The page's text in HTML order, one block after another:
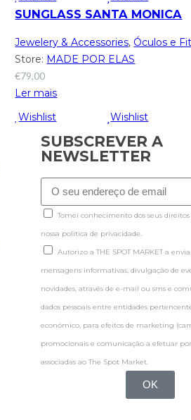
SUNGLASS SANTA MONICA
Jewelery & Accessories, Óculos e
Store: MADE POR ELAS
€79,00
Ler mais
Wishlist
Wishlist
SUBSCREVER A
NEWSLETTER
Tomei conhecimento dos seus
nossa politica de privacidade.
Autorizo a THE SPOT MARKET a
mensagens informativas, divulgação de
novidades, através de e-mail ou sms e
dados pessoais entre entidades
económico, para efeitos de marketing
promocionais e comunicação a efetuar
associadas ao The Spot Market.
OK